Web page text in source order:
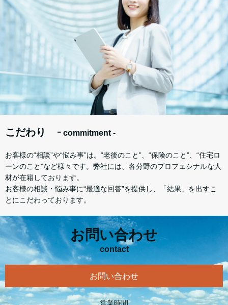
こだわり ｰ commitment -
お客様の“相談”や“悩み事”は。“老後のこと”、“保険のこと”、“住宅ロ
ーンのこと”など様々です。弊社には、各分野のプロフェシナルな人
材が在籍しております。
お客様の相談・悩み事に“最適な回答”を提供し、「結果」を出すこ
とにこだわっております。
お問い合わせ
contact
お問い合わせ
営業時間